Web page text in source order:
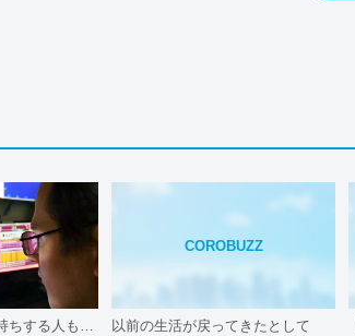
ちする人も…
COROBUZZ
以前の生活が戻ってきたとして